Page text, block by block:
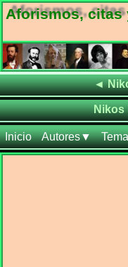
Aforismos, citas
◄
Nikos
Inicio Autores▼